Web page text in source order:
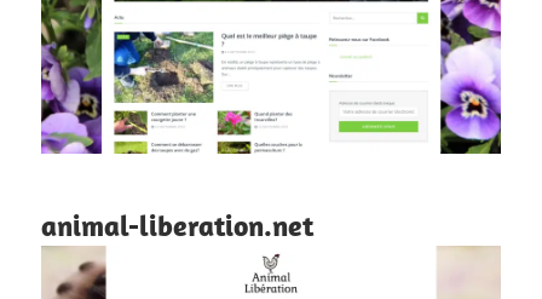
animal-liberation.net